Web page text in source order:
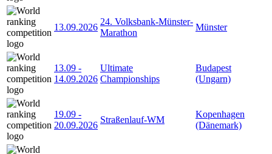
13.09.2026
24. Volksbank-Münster-
Marathon
Münster
13.09 -
14.09.2026
Ultimate
Championships
Budapest
(Ungarn)
19.09 -
20.09.2026
Straßenlauf-WM
Kopenhagen
(Dänemark)